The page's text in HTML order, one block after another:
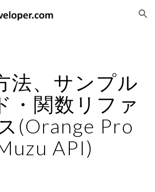
Skip to navigation
法、サンプル
・関数リファ
(Orange Pro
API)